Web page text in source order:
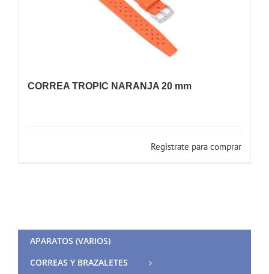
CORREA TROPIC NARANJA 20 mm
Registrate para comprar
APARATOS (VARIOS)
CORREAS Y BRAZALETES